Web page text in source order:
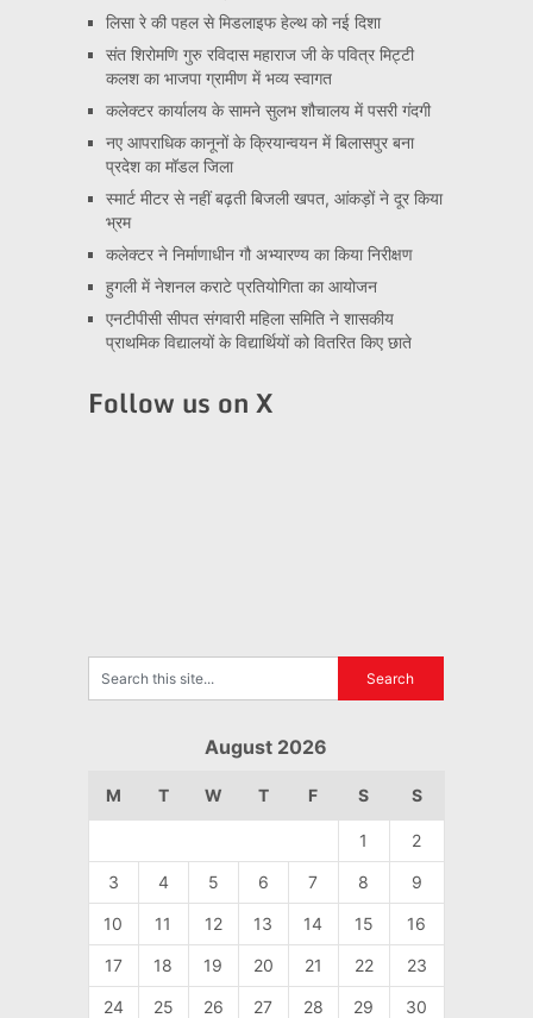
लिसा रे की पहल से मिडलाइफ हेल्थ को नई दिशा
संत शिरोमणि गुरु रविदास महाराज जी के पवित्र मिट्टी
कलश का भाजपा ग्रामीण में भव्य स्वागत
कलेक्टर कार्यालय के सामने सुलभ शौचालय में पसरी गंदगी
नए आपराधिक कानूनों के क्रियान्वयन में बिलासपुर बना
प्रदेश का मॉडल जिला
स्मार्ट मीटर से नहीं बढ़ती बिजली खपत, आंकड़ों ने दूर किया
भ्रम
कलेक्टर ने निर्माणाधीन गौ अभ्यारण्य का किया निरीक्षण
हुगली में नेशनल कराटे प्रतियोगिता का आयोजन
एनटीपीसी सीपत संगवारी महिला समिति ने शासकीय
प्राथमिक विद्यालयों के विद्यार्थियों को वितरित किए छाते
Follow us on X
August 2026
M T W T F S S
1 2
3 4 5 6 7 8 9
10 11 12 13 14 15 16
17 18 19 20 21 22 23
24 25 26 27 28 29 30